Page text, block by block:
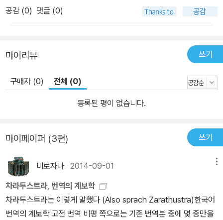
공감 (0) 댓글 (0)
마이리뷰 쓰기
구매자 (0) 전체 (0)
등록된 평이 없습니다.
마이페이퍼 (3편) 쓰기
비로자나 2014-09-01
차라투스트라, 번역의 계보학
차라투스트라는 이렇게 말했다 (Also sprach Zarathustra)한국어
번역의 계보학 고전 번역 비평 쪽으로는 기존 번역본 중에 몇 종만을